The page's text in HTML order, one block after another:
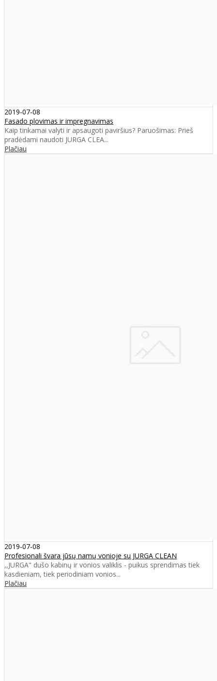
2019-07-08
Fasado plovimas ir impregnavimas
Kaip tinkamai valyti ir apsaugoti paviršius? Paruošimas: Prieš
pradėdami naudoti JURGA CLEA...
Plačiau
2019-07-08
Profesionali švara jūsų namų vonioje su JURGA CLEAN
,,JURGA" dušo kabinų ir vonios valiklis - puikus sprendimas tiek
kasdieniam, tiek periodiniam vonios...
Plačiau